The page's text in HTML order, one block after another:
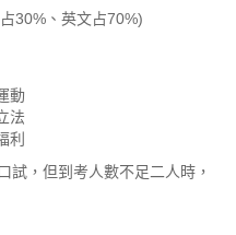
30%、英文占70%)
動
法
利
試，但到考人數不足二人時，